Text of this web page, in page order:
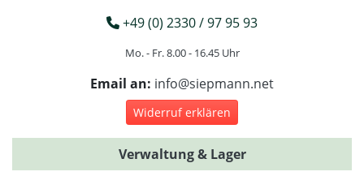
+49 (0) 2330 / 97 95 93
Mo. - Fr. 8.00 - 16.45 Uhr
Email an: info@siepmann.net
Widerruf erklären
Verwaltung & Lager